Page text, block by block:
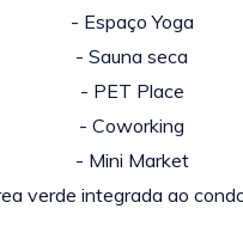
- Espaço Yoga
- Sauna seca
- PET Place
- Coworking
- Mini Market
verde integrada ao